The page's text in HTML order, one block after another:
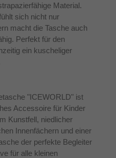
Material.
sich nicht nur
macht die Tasche auch
Perfekt für den
ein kuscheliger
"ICEWORLD" ist
Accessoire für Kinder
Kunstfell, niedlicher
Innenfächern und einer
der perfekte Begleiter
für alle kleinen